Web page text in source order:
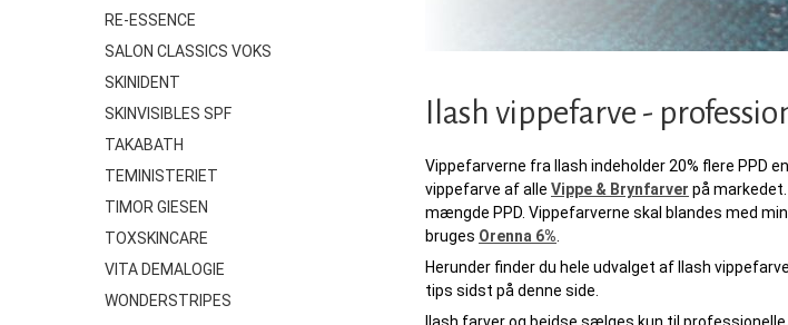
RE-ESSENCE
SALON CLASSICS VOKS
SKINIDENT
SKINVISIBLES SPF
TAKABATH
TEMINISTERIET
TIMOR GIESEN
TOXSKINCARE
VITA DEMALOGIE
WONDERSTRIPES
Ilash vippefarve -
Vippefarverne fra Ilash indeholder 20% flere PPD
vippefarve af alle Vippe & Brynfarver på
mængde PPD. Vippefarverne skal blandes med min
bruges Orenna 6%
Herunder finder du hele udvalget af Ilash
tips sidst på denne side.